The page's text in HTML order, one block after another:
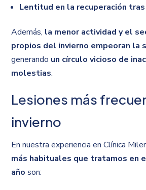
Lentitud en la recuperación
Además, la menor actividad y el
propios del invierno empeoran la
generando un círculo vicioso de
molestias.
Lesiones más
invierno
En nuestra experiencia en Clínica
más habituales que tratamos en
año son: